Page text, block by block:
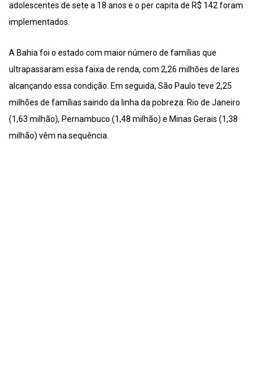
adolescentes de sete a 18 anos e o per capita de R$ 142 foram
implementados.
A Bahia foi o estado com maior número de famílias que
ultrapassaram essa faixa de renda, com 2,26 milhões de lares
alcançando essa condição. Em seguida, São Paulo teve 2,25
milhões de famílias saindo da linha da pobreza. Rio de Janeiro
(1,63 milhão), Pernambuco (1,48 milhão) e Minas Gerais (1,38
milhão) vêm na sequência.